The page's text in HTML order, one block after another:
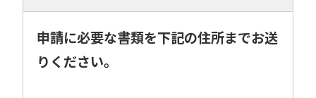
申請に必要な書類を下記の住所までお送
りください。